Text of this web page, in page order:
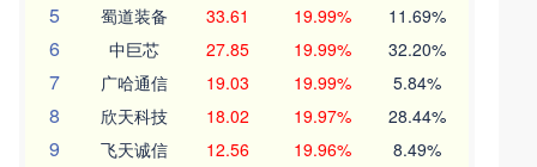
5 蜀道装备 33.61 19.99% 11.69%
6 中巨芯 27.85 19.99% 32.20%
7 广哈通信 19.03 19.99% 5.84%
8 欣天科技 18.02 19.97% 28.44%
9 飞天诚信 12.56 19.96% 8.49%